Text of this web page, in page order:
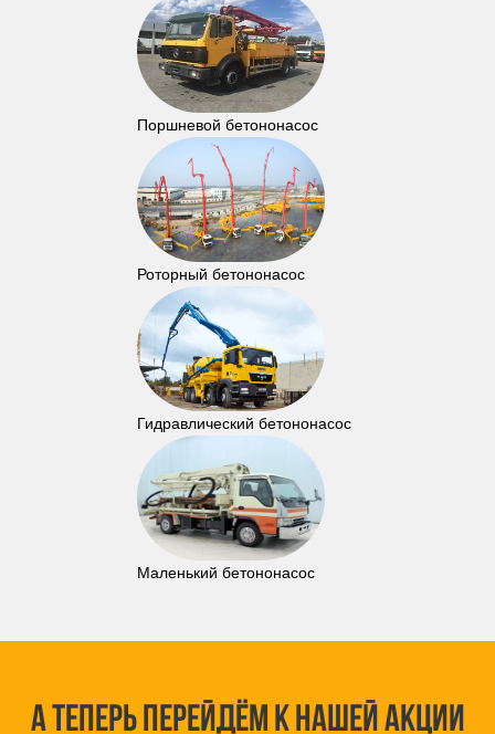
Поршневой бетононасос
Роторный бетононасос
Гидравлический бетононасос
Маленький бетононасос
А теперь перейдём к нашей акции